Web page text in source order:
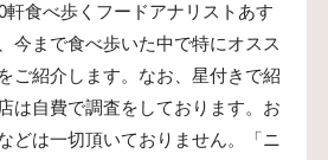
軒食べ歩くフードアナリストあす
今まで食べ歩いた中で特にオスス
ご紹介します。なお、星付きで紹
は自費で調査をしております。お
どは一切頂いておりません。「ニ